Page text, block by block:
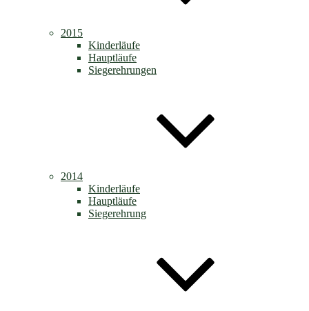
2015
Kinderläufe
Hauptläufe
Siegerehrungen
2014
Kinderläufe
Hauptläufe
Siegerehrung